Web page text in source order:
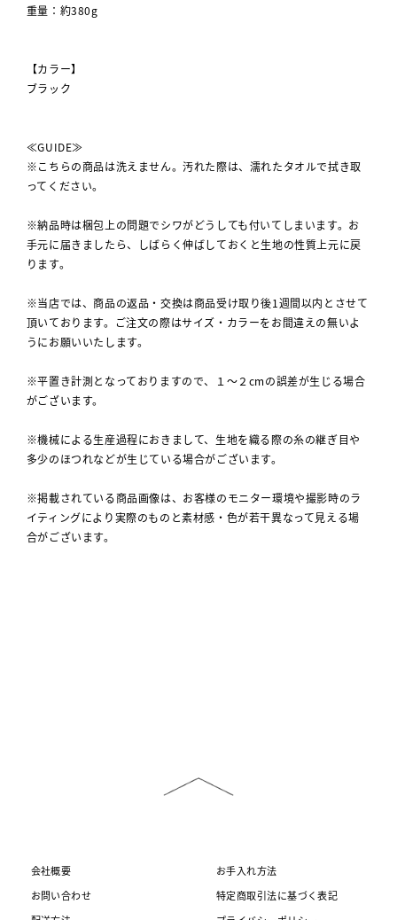
重量：約380g
【カラー】
ブラック
≪GUIDE≫
※こちらの商品は洗えません。汚れた際は、濡れたタオルで拭き取
ってください。
※納品時は梱包上の問題でシワがどうしても付いてしまいます。お
手元に届きましたら、しばらく伸ばしておくと生地の性質上元に戻
ります。
※当店では、商品の返品・交換は商品受け取り後1週間以内とさせて
頂いております。ご注文の際はサイズ・カラーをお間違えの無いよ
うにお願いいたします。
※平置き計測となっておりますので、１～２cmの誤差が生じる場合
がございます。
※機械による生産過程におきまして、生地を織る際の糸の継ぎ目や
多少のほつれなどが生じている場合がございます。
※掲載されている商品画像は、お客様のモニター環境や撮影時のラ
イティングにより実際のものと素材感・色が若干異なって見える場
合がございます。
会社概要
お問い合わせ
お手入れ方法
特定商取引法に基づく表記